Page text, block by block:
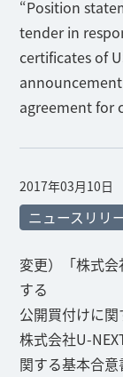
“Position
tender in
certificates of
agreement for
2017年03月10日
ニュースリリ
変更）「株式
する
公開買付けに
株式会社U-
関する基本合